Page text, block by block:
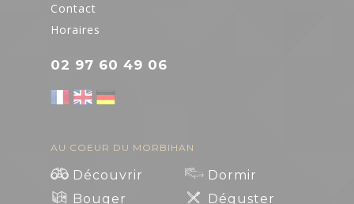
Contact
Horaires
02 97 60 49 06
AU COEUR DU MORBIHAN
Découvrir
Dormir
Bouger
Déguster